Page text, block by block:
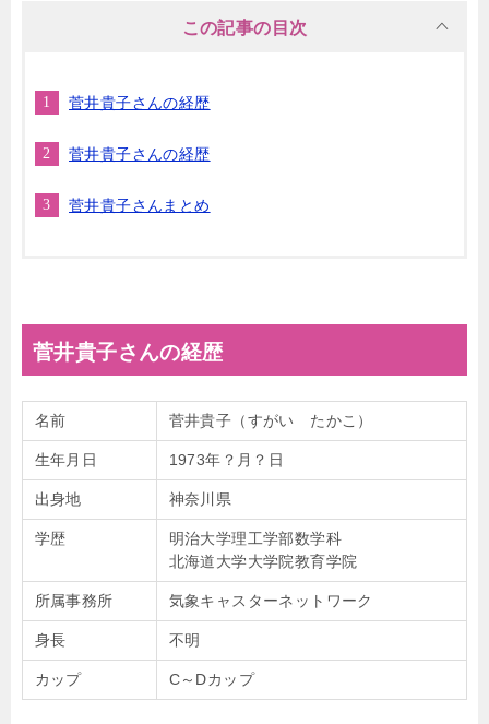
この記事の目次
菅井貴子さんの経歴
菅井貴子さんの経歴
菅井貴子さんまとめ
菅井貴子さんの経歴
名前 菅井貴子（すがい たかこ）
生年月日 1973年？月？日
出身地 神奈川県
学歴
明治大学理工学部数学科
北海道大学大学院教育学院
所属事務所 気象キャスターネットワーク
身長 不明
カップ C～Dカップ